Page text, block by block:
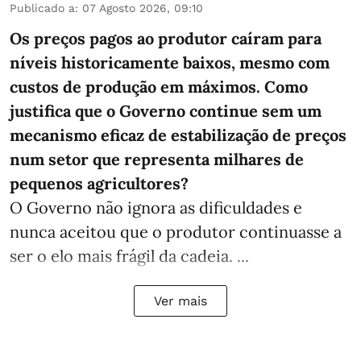
Publicado a: 07 Agosto 2026, 09:10
Os preços pagos ao produtor caíram para
níveis historicamente baixos, mesmo com
custos de produção em máximos. Como
justifica que o Governo continue sem um
mecanismo eficaz de estabilização de preços
num setor que representa milhares de
pequenos agricultores?
O Governo não ignora as dificuldades e
nunca aceitou que o produtor continuasse a
ser o elo mais frágil da cadeia. ...
Ver mais